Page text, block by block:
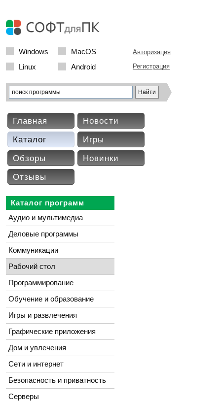
Windows
MacOS
Linux
Android
Авторизация
Регистрация
Главная
Новости
Каталог
Игры
Обзоры
Новинки
Отзывы
Каталог программ
Аудио и мультимедиа
Деловые программы
Коммуникации
Рабочий стол
Программирование
Обучение и образование
Игры и развлечения
Графические приложения
Дом и увлечения
Сети и интернет
Безопасность и приватность
Серверы